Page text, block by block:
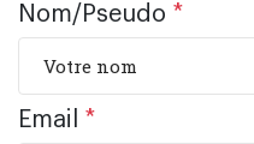
Nom/Pseudo *
Email *